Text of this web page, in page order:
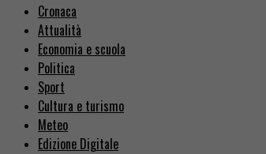
Cronaca
Attualità
Economia e scuola
Politica
Sport
Cultura e turismo
Meteo
Edizione Digitale